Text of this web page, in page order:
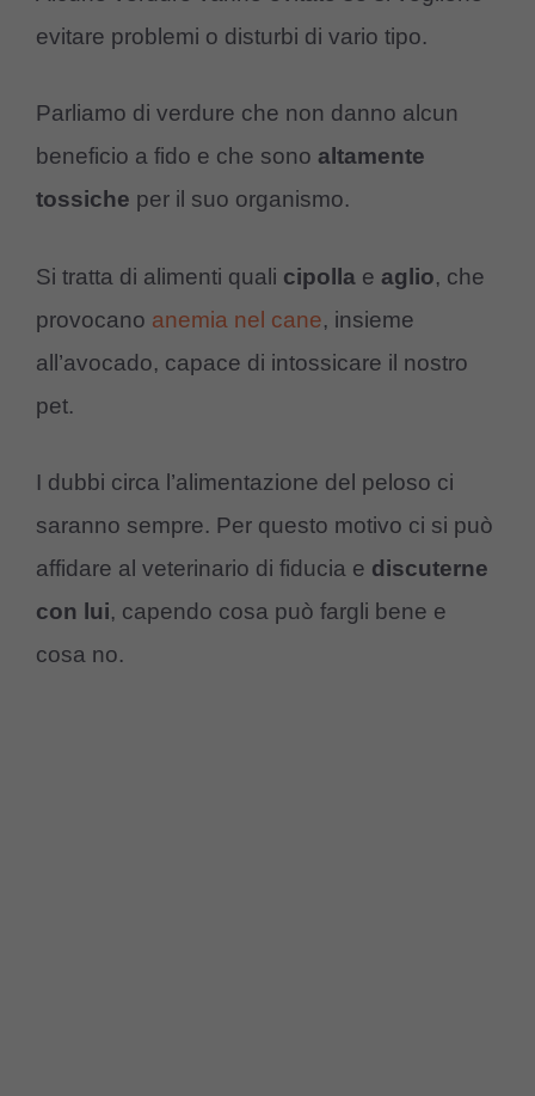
evitare problemi o disturbi di vario tipo.
Parliamo di verdure che non danno alcun
beneficio a fido e che sono altamente
tossiche per il suo organismo.
Si tratta di alimenti quali cipolla e aglio, che
provocano anemia nel cane, insieme
all’avocado, capace di intossicare il nostro
pet.
I dubbi circa l’alimentazione del peloso ci
saranno sempre. Per questo motivo ci si può
affidare al veterinario di fiducia e discuterne
con lui, capendo cosa può fargli bene e
cosa no.